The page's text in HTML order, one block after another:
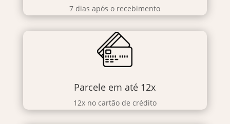
7 dias após o recebimento
Parcele em até 12x
12x no cartão de crédito